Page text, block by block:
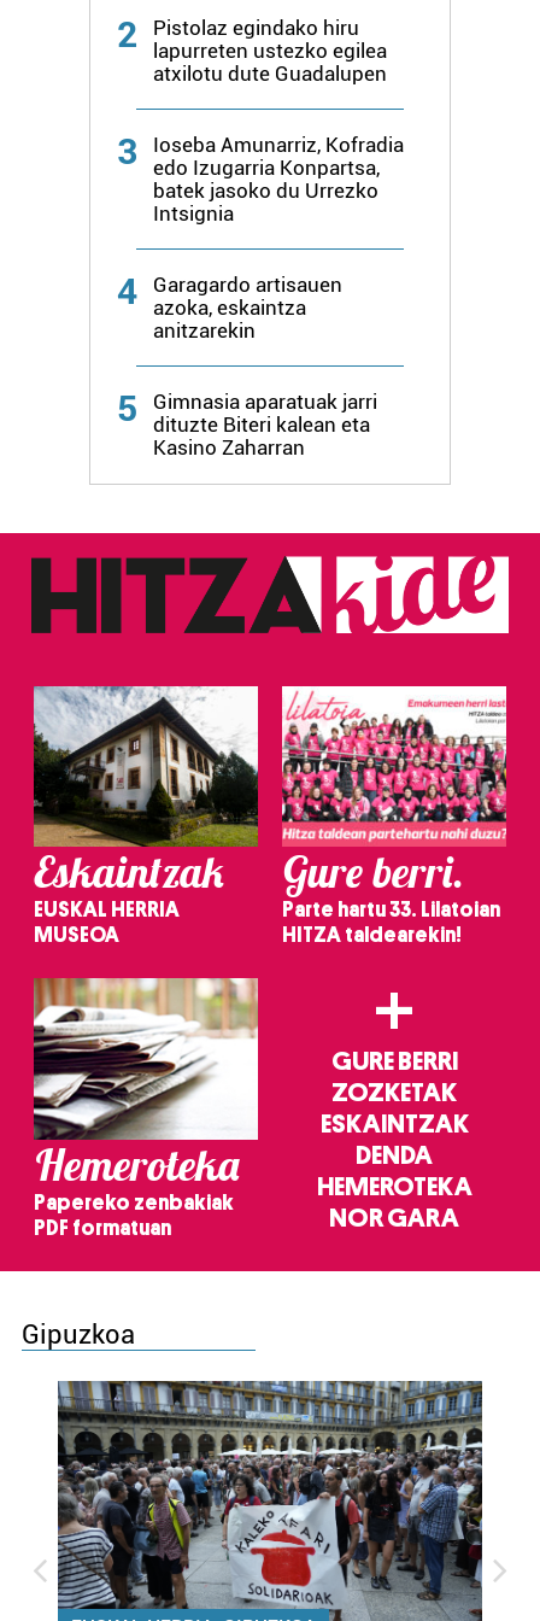
2
Pistolaz egindako hiru
lapurreten ustezko egilea
atxilotu dute Guadalupen
3
Ioseba Amunarriz, Kofradia
edo Izugarria Konpartsa,
batek jasoko du Urrezko
Intsignia
4
Garagardo artisauen
azoka, eskaintza
anitzarekin
5
Gimnasia aparatuak jarri
dituzte Biteri kalean eta
Kasino Zaharran
Eskaintzak
EUSKAL HERRIA
MUSEOA
Gure berri.
Parte hartu 33. Lilatoian
HITZA taldearekin!
Hemeroteka
Papereko zenbakiak
PDF formatuan
+
GURE BERRI
ZOZKETAK
ESKAINTZAK
DENDA
HEMEROTEKA
NOR GARA
Gipuzkoa